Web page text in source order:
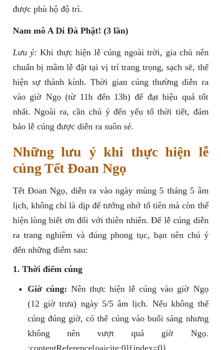
được phù hộ độ trì.
Nam mô A Di Đà Phật! (3 lần)
Lưu ý: Khi thực hiện lễ cúng ngoài trời, gia chủ nên
chuẩn bị mâm lễ đặt tại vị trí trang trọng, sạch sẽ, thể
hiện sự thành kính. Thời gian cúng thường diễn ra
vào giờ Ngọ (từ 11h đến 13h) để đạt hiệu quả tốt
nhất. Ngoài ra, cần chú ý đến yếu tố thời tiết, đảm
bảo lễ cúng được diễn ra suôn sẻ.
Những lưu ý khi thực hiện lễ
cúng Tết Đoan Ngọ
Tết Đoan Ngọ, diễn ra vào ngày mùng 5 tháng 5 âm
lịch, không chỉ là dịp để tưởng nhớ tổ tiên mà còn thể
hiện lòng biết ơn đối với thiên nhiên. Để lễ cúng diễn
ra trang nghiêm và đúng phong tục, bạn nên chú ý
đến những điểm sau:
1. Thời điểm cúng
Giờ cúng: Nên thực hiện lễ cúng vào giờ Ngọ
(12 giờ trưa) ngày 5/5 âm lịch. Nếu không thể
cúng đúng giờ, có thể cúng vào buổi sáng nhưng
không nên vượt quá giờ Ngọ.